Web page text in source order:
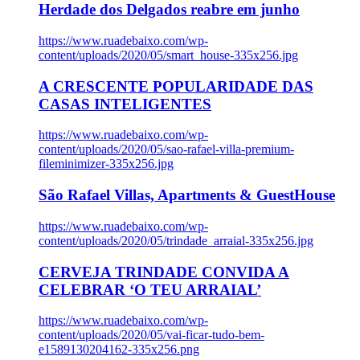
Herdade dos Delgados reabre em junho
https://www.ruadebaixo.com/wp-
content/uploads/2020/05/smart_house-335x256.jpg
A CRESCENTE POPULARIDADE DAS
CASAS INTELIGENTES
https://www.ruadebaixo.com/wp-
content/uploads/2020/05/sao-rafael-villa-premium-
fileminimizer-335x256.jpg
São Rafael Villas, Apartments & GuestHouse
https://www.ruadebaixo.com/wp-
content/uploads/2020/05/trindade_arraial-335x256.jpg
CERVEJA TRINDADE CONVIDA A
CELEBRAR ‘O TEU ARRAIAL’
https://www.ruadebaixo.com/wp-
content/uploads/2020/05/vai-ficar-tudo-bem-
e1589130204162-335x256.png